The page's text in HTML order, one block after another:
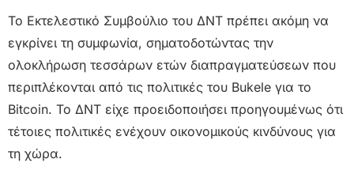
Το Εκτελεστικό Συμβούλιο του ΔΝΤ πρέπει ακόμη να
εγκρίνει τη συμφωνία, σηματοδοτώντας την
ολοκλήρωση τεσσάρων ετών διαπραγματεύσεων που
περιπλέκονται από τις πολιτικές του Bukele για το
Bitcoin. Το ΔΝΤ είχε προειδοποιήσει προηγουμένως ότι
τέτοιες πολιτικές ενέχουν οικονομικούς κινδύνους για
τη χώρα.